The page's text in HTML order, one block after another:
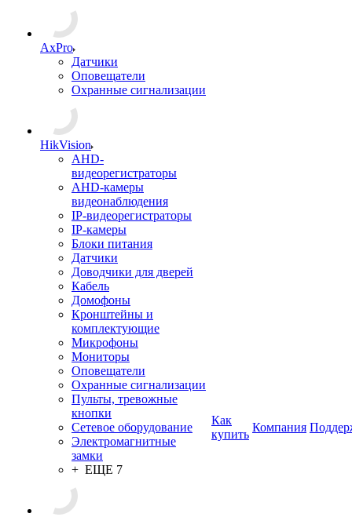
AxPro
Датчики
Оповещатели
Охранные сигнализации
HikVision
AHD-
видеорегистраторы
AHD-камеры
видеонаблюдения
IP-видеорегистраторы
IP-камеры
Блоки питания
Датчики
Доводчики для дверей
Кабель
Домофоны
Кронштейны и
комплектующие
Микрофоны
Мониторы
Оповещатели
Охранные сигнализации
Пульты, тревожные
кнопки
Сетевое оборудование
Электромагнитные
замки
+ ЕЩЕ 7
Как
купить
Компания